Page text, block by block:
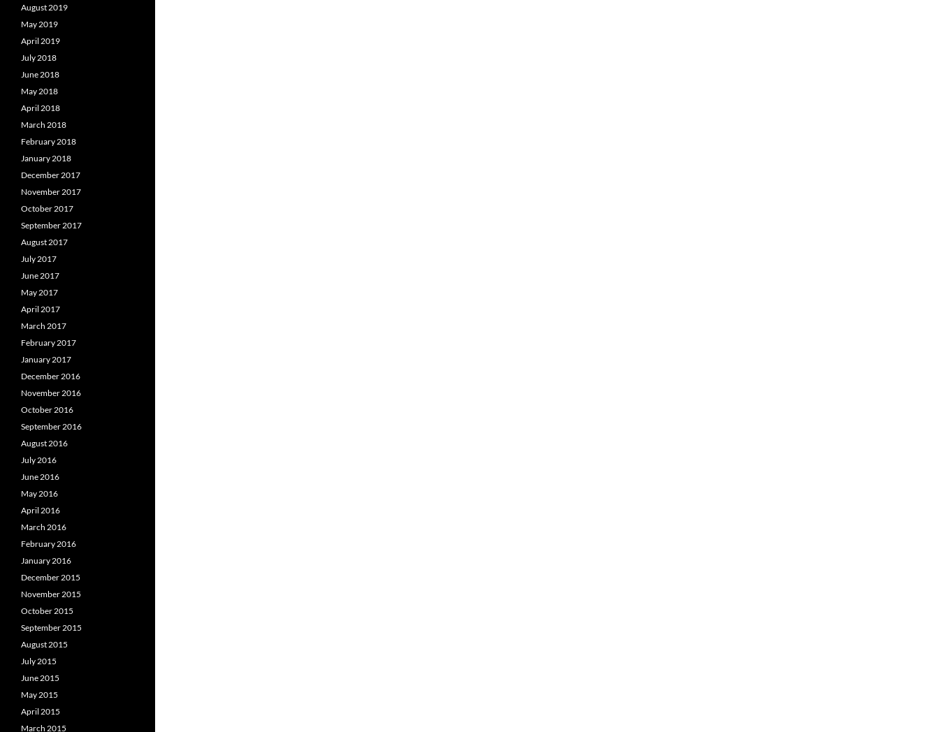
August 2019
May 2019
April 2019
July 2018
June 2018
May 2018
April 2018
March 2018
February 2018
January 2018
December 2017
November 2017
October 2017
September 2017
August 2017
July 2017
June 2017
May 2017
April 2017
March 2017
February 2017
January 2017
December 2016
November 2016
October 2016
September 2016
August 2016
July 2016
June 2016
May 2016
April 2016
March 2016
February 2016
January 2016
December 2015
November 2015
October 2015
September 2015
August 2015
July 2015
June 2015
May 2015
April 2015
March 2015